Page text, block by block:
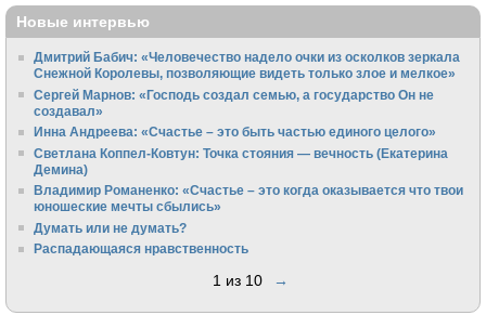
Новые интервью
Дмитрий Бабич: «Человечество надело очки из осколков зеркала
Снежной Королевы, позволяющие видеть только злое и мелкое»
Сергей Марнов: «Господь создал семью, а государство Он не
создавал»
Инна Андреева: «Счастье – это быть частью единого целого»
Светлана Коппел-Ковтун: Точка стояния — вечность (Екатерина
Демина)
Владимир Романенко: «Счастье – это когда оказывается что твои
юношеские мечты сбылись»
Думать или не думать?
Распадающаяся нравственность
1 из 10 →